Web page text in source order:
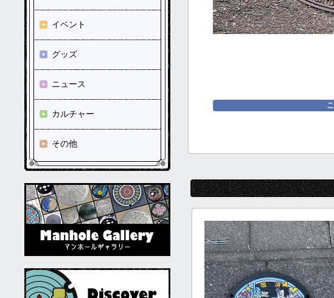
イベント
グッズ
ニュース
カルチャー
その他